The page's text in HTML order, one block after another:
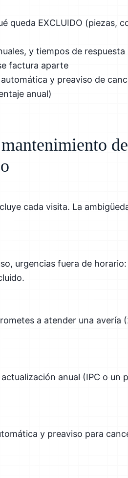
queda EXCLUIDO (piezas,
y tiempos de
factura aparte
y preaviso de
anual)
de
cada visita. La
urgencias fuera de
a atender una avería
anual (IPC o un
y preaviso para